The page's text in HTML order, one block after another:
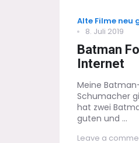
Categories
Alte Filme neu
Posted
8. Juli 2019
Batman
Internet
Meine
Schumacher
hat zwei
guten und ...
Leave a